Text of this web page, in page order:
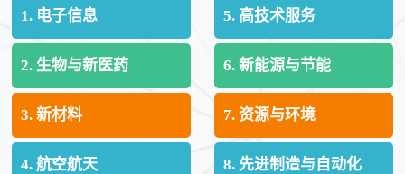
1. 电子信息
2. 生物与新医药
3. 新材料
4. 航空航天
5. 高技术服务
6. 新能源与节能
7. 资源与环境
8. 先进制造与自动化